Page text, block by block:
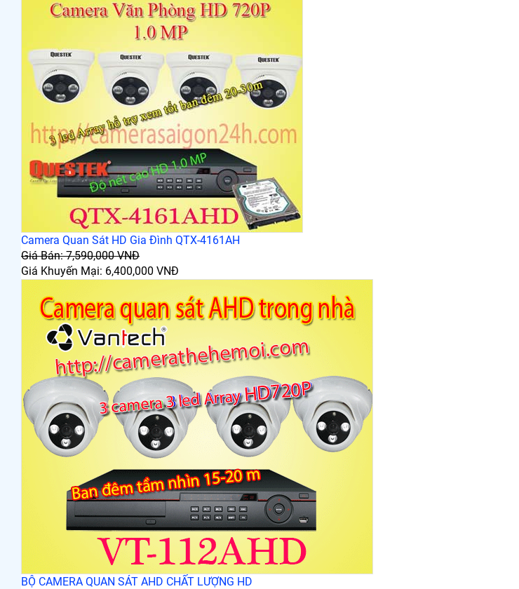
Camera Quan Sát HD Gia Đình QTX-4161AH
Giá Bán: 7,590,000 VNĐ
Giá Khuyến Mại: 6,400,000 VNĐ
BỘ CAMERA QUAN SÁT AHD CHẤT LƯỢNG HD